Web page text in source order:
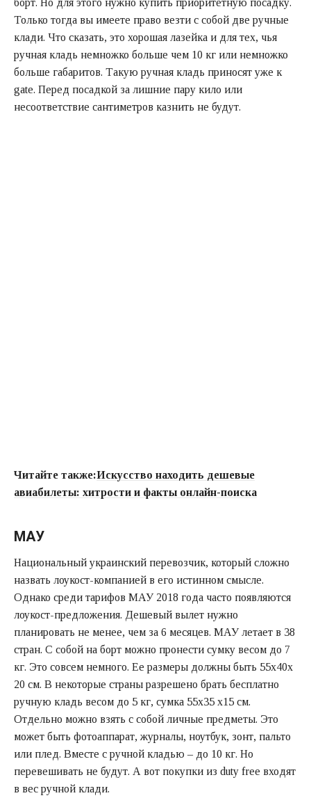
Только тогда вы имеете право везти с собой две ручные
клади. Что сказать, это хорошая лазейка и для тех, чья
ручная кладь немножко больше чем 10 кг или немножко
больше габаритов. Такую ручная кладь приносят уже к
gate. Перед посадкой за лишние пару кило или
несоответствие сантиметров казнить не будут.
Читайте также:Искусство находить дешевые
авиабилеты: хитрости и факты онлайн-поиска
МАУ
Национальный украинский перевозчик, который сложно
назвать лоукост-компанией в его истинном смысле.
Однако среди тарифов МАУ 2018 года часто появляются
лоукост-предложения. Дешевый вылет нужно
планировать не менее, чем за 6 месяцев. МАУ летает в 38
стран. С собой на борт можно пронести сумку весом до 7
кг. Это совсем немного. Ее размеры должны быть 55х40х
20 см. В некоторые страны разрешено брать бесплатно
ручную кладь весом до 5 кг, сумка 55х35 х15 см.
Отдельно можно взять с собой личные предметы. Это
может быть фотоаппарат, журналы, ноутбук, зонт, пальто
или плед. Вместе с ручной кладью – до 10 кг. Но
перевешивать не будут. А вот покупки из duty free входят
в вес ручной клади.